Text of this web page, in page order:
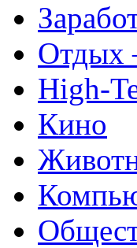
Отдых
High-
Кино